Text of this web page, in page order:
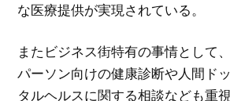
な医療提供が実現されている。
またビジネス街特有の事情として
パーソン向けの健康診断や人間ド
タルヘルスに関する相談なども重